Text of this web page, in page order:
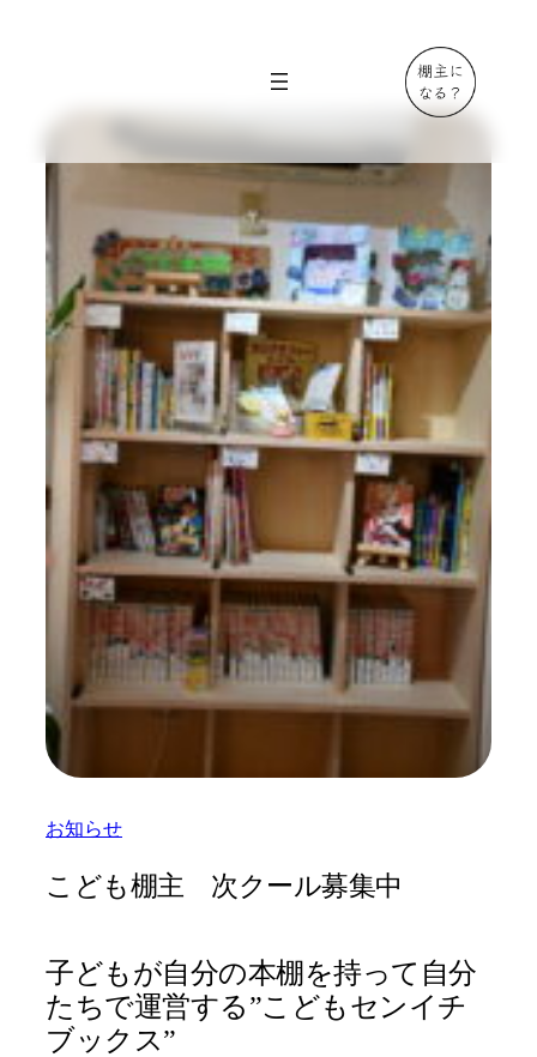
お知らせ
こども棚主 次クール募集中
子どもが自分の本棚を持って自分
たちで運営する”こどもセンイチ
ブックス”